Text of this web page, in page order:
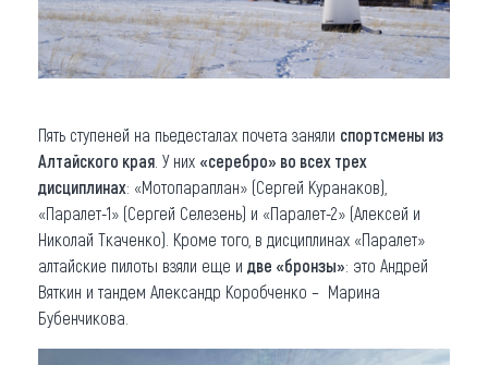
Пять ступеней на пьедесталах почета заняли спортсмены из
Алтайского края . У них «серебро» во всех трех
дисциплинах: «Мотопараплан» (Сергей Куранаков),
«Паралет-1» (Сергей Селезень) и «Паралет-2» (Алексей и
Николай Ткаченко). Кроме того, в дисциплинах «Паралет»
алтайские пилоты взяли еще и две «бронзы»: это Андрей
Вяткин и тандем Александр Коробченко – Марина
Бубенчикова.